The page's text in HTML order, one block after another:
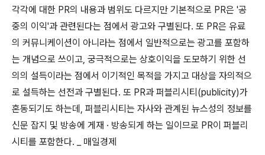
각각에 대한 PR의 내용과 범위도 다르지만 기본적으로 PR은 '공
중의 이익'과 관련된다는 점에서 광고와 구별된다. 또 PR은 유료
의 커뮤니케이션이 아니라는 점에서 일반적으로는 광고를 포함하
는 개념으로 쓰이고, 궁극적으로는 상호이익을 도모하기 위한 선
의의 설득이라는 점에서 이기적인 목적을 가지고 대상을 자의적으
로 설득하는 선전과 구별된다. 또 PR과 퍼블리시티(publicity)가
혼동되기도 하는데, 퍼블리시티는 자사와 관계된 뉴스성의 정보를
신문 잡지 및 방송에 게재 · 방송되게 하는 일이므로 PR이 퍼블리
시티를 포함한다. _ 매일경제